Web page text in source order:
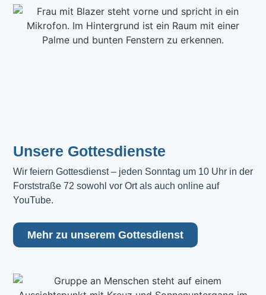
Unsere Gottesdienste
Wir feiern Gottesdienst – jeden Sonntag um 10 Uhr in der
Forststraße 72 sowohl vor Ort als auch online auf
YouTube.
Mehr zu unserem Gottesdienst